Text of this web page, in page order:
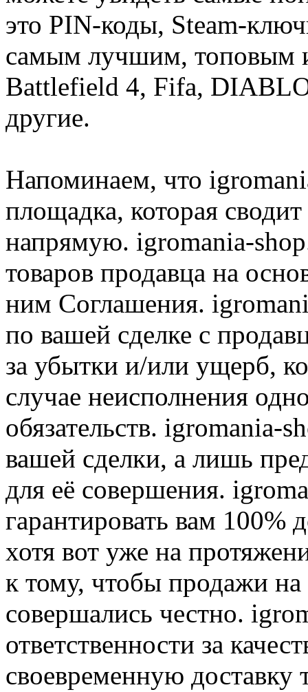
это PIN-коды, Steam-
самым лучшим, топовым
Battlefield 4, Fifa,
другие.
Напоминаем, что
площадка, которая
напрямую. igromania-
товаров продавца на
ним Соглашения.
по вашей сделке с
за убытки и/или ущерб,
случае неисполнения
обязательств. igromania-
вашей сделки, а лишь
для её совершения.
гарантировать вам 100%
хотя вот уже на
к тому, чтобы продажи
совершались честно.
ответственности за
своевременную доставку